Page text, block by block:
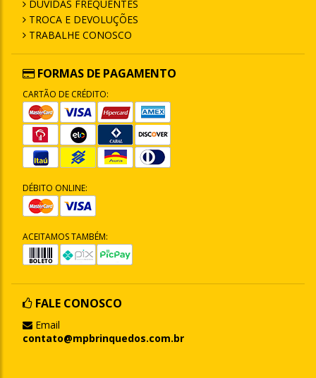
DÚVIDAS FREQUENTES
TROCA E DEVOLUÇÕES
TRABALHE CONOSCO
FORMAS DE PAGAMENTO
CARTÃO DE CRÉDITO:
DÉBITO ONLINE:
ACEITAMOS TAMBÉM:
FALE CONOSCO
Email
contato@mpbrinquedos.com.br